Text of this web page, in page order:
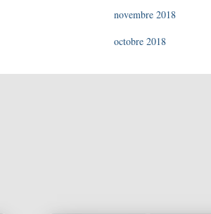
novembre 2018
octobre 2018